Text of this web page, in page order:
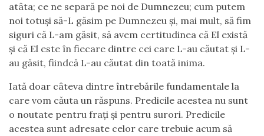
atâta; ce ne separă pe noi de Dumnezeu; cum putem
noi totuși să-L găsim pe Dumnezeu și, mai mult, să fim
siguri că L-am găsit, să avem certitudinea că El există
și că El este în fiecare dintre cei care L-au căutat și L-
au găsit, fiindcă L-au căutat din toată inima.
Iată doar câteva dintre întrebările fundamentale la
care vom căuta un răspuns. Predicile acestea nu sunt
o noutate pentru frați și pentru surori. Predicile
acestea sunt adresate celor care trebuie acum să